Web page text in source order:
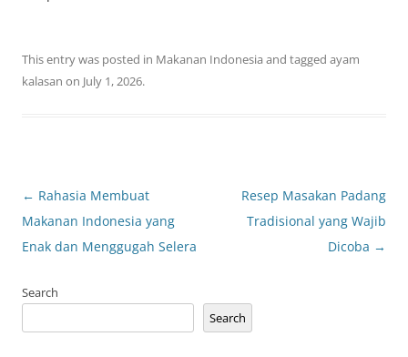
This entry was posted in Makanan Indonesia and tagged ayam
kalasan on July 1, 2026.
Post
navigation
← Rahasia Membuat
Makanan Indonesia yang
Enak dan Menggugah Selera
Resep Masakan Padang
Tradisional yang Wajib
Dicoba →
Search
Search